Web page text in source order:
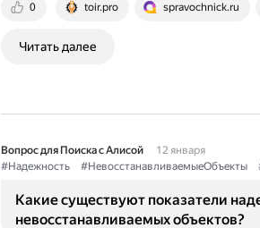
0 toir.pro spravochnick.ru
Читать далее
Вопрос для Поиска с Алисой
12 января
#Надежность
#НевосстанавливаемыеОбъекты
Какие существуют показатели
невосстанавливаемых объектов?